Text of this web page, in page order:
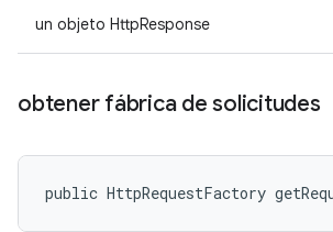
un objeto HttpResponse
obtener fábrica de solicitudes
public HttpRequestFactory